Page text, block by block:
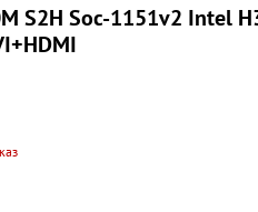
S2H Soc-1151v2 Intel